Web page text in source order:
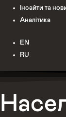
Інсайти та
Аналітика
EN
RU